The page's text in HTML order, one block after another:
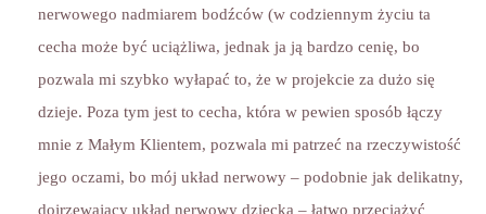
nerwowego nadmiarem bodźców (w codziennym życiu ta
cecha może być uciążliwa, jednak ja ją bardzo cenię, bo
pozwala mi szybko wyłapać to, że w projekcie za dużo się
dzieje. Poza tym jest to cecha, która w pewien sposób łączy
mnie z Małym Klientem, pozwala mi patrzeć na rzeczywistość
jego oczami, bo mój układ nerwowy – podobnie jak delikatny,
dojrzewający układ nerwowy dziecka – łatwo przeciążyć